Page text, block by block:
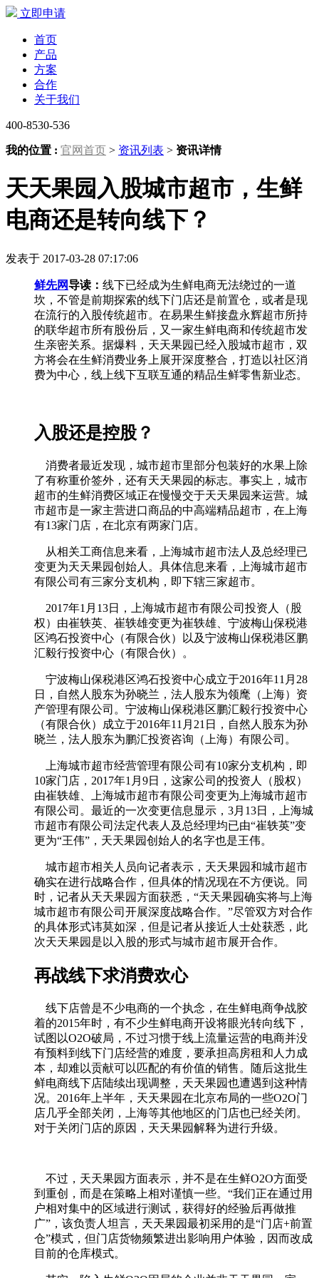
立即申请
首页
产品
方案
合作
关于我们
400-8530-536
我的位置 : 官网首页 > 资讯列表 > 资讯详情
天天果园入股城市超市，生鲜
电商还是转向线下？
发表于 2017-03-28 07:17:06
鲜先网导读： 线下已经成为生鲜电商无法绕过的一道
坎，不管是前期探索的线下门店还是前置仓，或者是现
在流行的入股传统超市。在易果生鲜接盘永辉超市所持
的联华超市所有股份后，又一家生鲜电商和传统超市发
生亲密关系。据爆料，天天果园已经入股城市超市，双
方将会在生鲜消费业务上展开深度整合，打造以社区消
费为中心，线上线下互联互通的精品生鲜零售新业态。
入股还是控股？
消费者最近发现，城市超市里部分包装好的水果上除
了有称重价签外，还有天天果园的标志。事实上，城市
超市的生鲜消费区域正在慢慢交于天天果园来运营。城
市超市是一家主营进口商品的中高端精品超市，在上海
有13家门店，在北京有两家门店。
从相关工商信息来看，上海城市超市法人及总经理已
变更为天天果园创始人。具体信息来看，上海城市超市
有限公司有三家分支机构，即下辖三家超市。
2017年1月13日，上海城市超市有限公司投资人（股
权）由崔轶英、崔轶雄变更为崔轶雄、宁波梅山保税港
区鸿石投资中心（有限合伙）以及宁波梅山保税港区鹏
汇毅行投资中心（有限合伙）。
宁波梅山保税港区鸿石投资中心成立于2016年11月28
日，自然人股东为孙晓兰，法人股东为领麾（上海）资
产管理有限公司。宁波梅山保税港区鹏汇毅行投资中心
（有限合伙）成立于2016年11月21日，自然人股东为孙
晓兰，法人股东为鹏汇投资咨询（上海）有限公司。
上海城市超市经营管理有限公司有10家分支机构，即
10家门店，2017年1月9日，这家公司的投资人（股权）
由崔轶雄、上海城市超市有限公司变更为上海城市超市
有限公司。最近的一次变更信息显示，3月13日，上海城
市超市有限公司法定代表人及总经理均已由“崔轶英”变
更为“王伟”，天天果园创始人的名字也是王伟。
城市超市相关人员向记者表示，天天果园和城市超市
确实在进行战略合作，但具体的情况现在不方便说。同
时，记者从天天果园方面获悉，“天天果园确实将与上海
城市超市有限公司开展深度战略合作。”尽管双方对合作
的具体形式讳莫如深，但是记者从接近人士处获悉，此
次天天果园是以入股的形式与城市超市展开合作。
再战线下求消费欢心
线下店曾是不少电商的一个执念，在生鲜电商争战胶
着的2015年时，有不少生鲜电商开设将眼光转向线下，
试图以O2O破局，不过习惯于线上流量运营的电商并没
有预料到线下门店经营的难度，要承担高房租和人力成
本，却难以贡献可以匹配的有价值的销售。随后这批生
鲜电商线下店陆续出现调整，天天果园也遭遇到这种情
况。2016年上半年，天天果园在北京布局的一些O2O门
店几乎全部关闭，上海等其他地区的门店也已经关闭。
对于关闭门店的原因，天天果园解释为进行升级。
不过，天天果园方面表示，并不是在生鲜O2O方面受
到重创，而是在策略上相对谨慎一些。“我们正在通过用
户相对集中的区域进行测试，获得好的经验后再做推
广”，该负责人坦言，天天果园最初采用的是“门店+前置
仓”模式，但门店货物频繁进出影响用户体验，因而改成
目前的仓库模式。